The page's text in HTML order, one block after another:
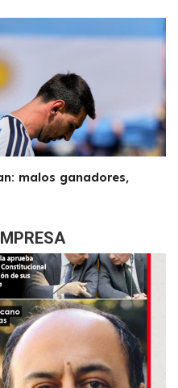
malos ganadores,